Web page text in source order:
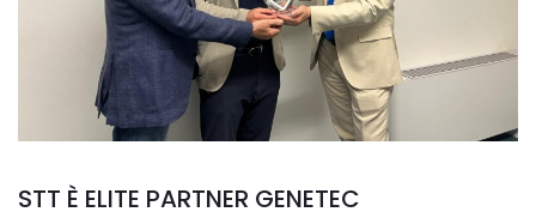
STT È ELITE PARTNER GENETEC